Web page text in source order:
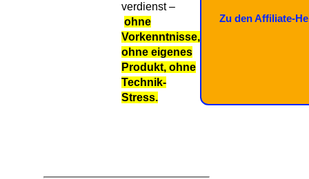
verdienst –
ohne
Vorkenntnisse,
ohne eigenes
Produkt, ohne
Technik-
Stress.
Zu den Affiliate-